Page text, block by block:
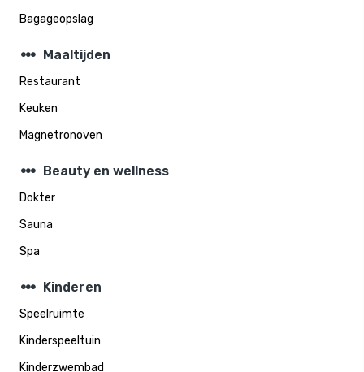
Bagageopslag
steppers Maaltijden
Restaurant
Keuken
Magnetronoven
steppers Beauty en wellness
Dokter
Sauna
Spa
steppers Kinderen
Speelruimte
Kinderspeeltuin
Kinderzwembad